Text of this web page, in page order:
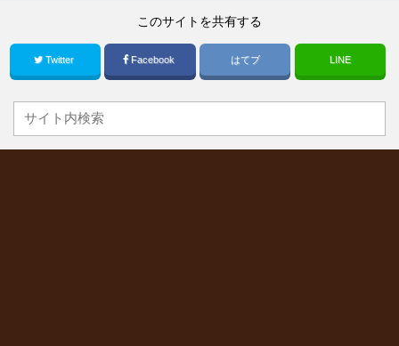
このサイトを共有する
Twitter Facebook はてブ LINE